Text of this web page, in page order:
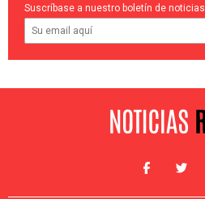
Suscríbase a nuestro boletín de noticias